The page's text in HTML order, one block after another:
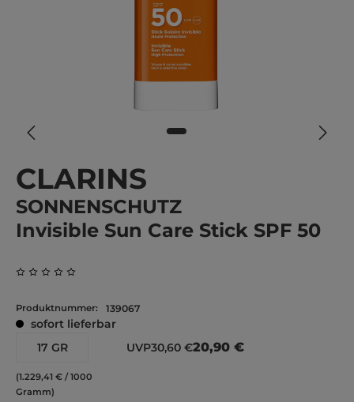
CLARINS
SONNENSCHUTZ
Invisible Sun Care Stick SPF 50
Produktnummer: 139067
sofort lieferbar
17 GR
(1.229,41 € / 1000
Gramm)
UVP30,60 €20,90 €